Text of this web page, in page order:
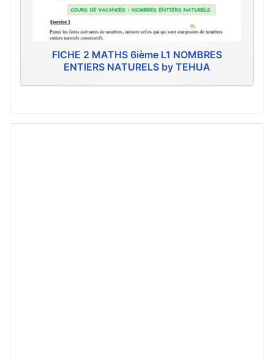
FICHE 2 MATHS 6ième L1 NOMBRES
ENTIERS NATURELS by TEHUA